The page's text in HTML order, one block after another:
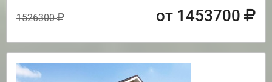
1526300 от 1453700